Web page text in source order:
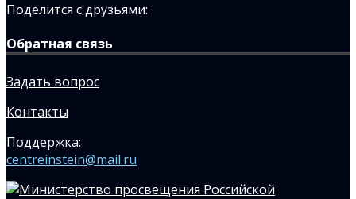
Поделится с друзьями:
Обратная связь
Задать вопрос
Контакты
Поддержка:
centreinstein@mail.ru